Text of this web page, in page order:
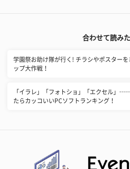
合わせて読み
学園祭お助け隊が行く! チラシやポスター
ップ大作戦！
「イラレ」「フォトショ」「エクセル」
たらカッコいいPCソフトランキング！